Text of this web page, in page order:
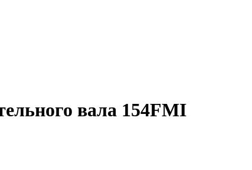
вала 154FMI